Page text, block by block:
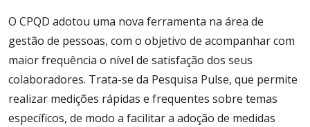
O CPQD adotou uma nova ferramenta na área de
gestão de pessoas, com o objetivo de acompanhar com
maior frequência o nível de satisfação dos seus
colaboradores. Trata-se da Pesquisa Pulse, que permite
realizar medições rápidas e frequentes sobre temas
específicos, de modo a facilitar a adoção de medidas